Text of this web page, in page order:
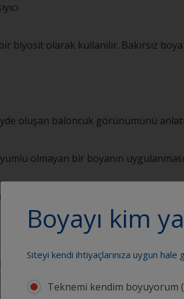
biyosit olarak kullanılır. Bakırsız
oluşan baloncuk görünümünü
olmayan bir boyanın
genellikle daha büyük hacimde olan,
bakır ile çinkonun bir alaşımını
tarif etmek için kullanılmaktadır.
suya bırakırlar
Boyayı kim
Siteyi kendi ihtiyaçlarınıza uygun
Teknemi kendim boyuyorum